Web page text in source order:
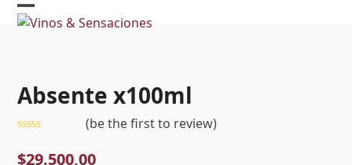
Skip
Open
Close
Absente x100ml
con
(be the first to review)
$29.500,00